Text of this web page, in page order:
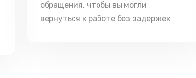
обращения, чтобы вы могли
вернуться к работе без задержек.